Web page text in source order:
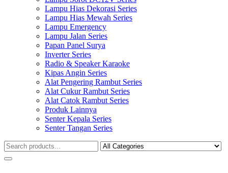
Lampu Hias Dekorasi Series
Lampu Hias Mewah Series
Lampu Emergency
Lampu Jalan Series
Papan Panel Surya
Inverter Series
Radio & Speaker Karaoke
Kipas Angin Series
Alat Pengering Rambut Series
Alat Cukur Rambut Series
Alat Catok Rambut Series
Produk Lainnya
Senter Kepala Series
Senter Tangan Series